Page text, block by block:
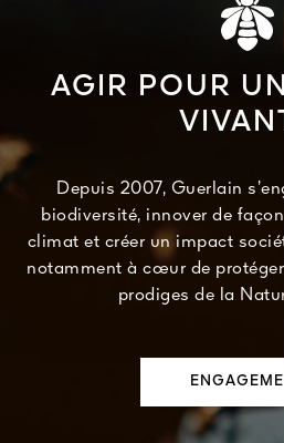
AGIR POUR
Depuis 2007, Guerlain
biodiversité, innover de
climat et créer un impact
notamment à cœur de
prodiges de la